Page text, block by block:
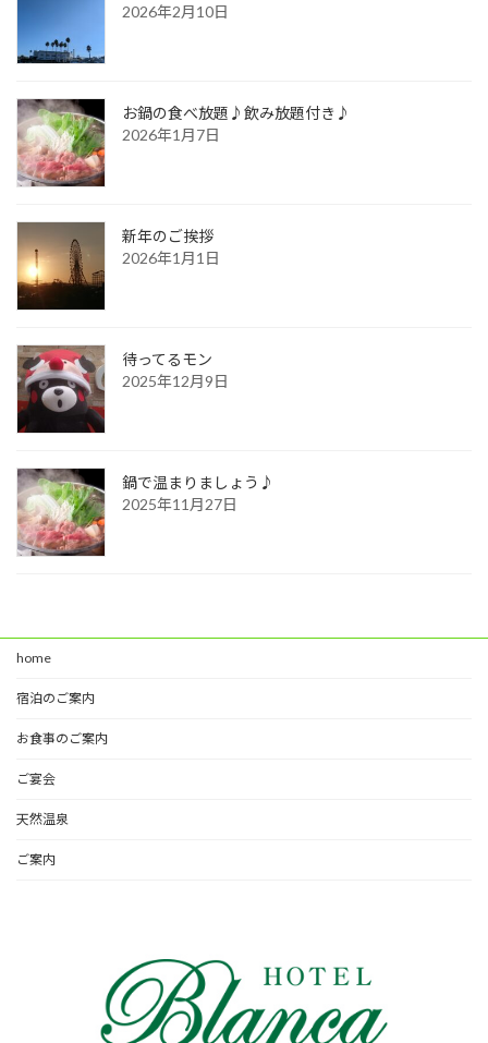
2026年2月10日
お鍋の食べ放題♪飲み放題付き♪
2026年1月7日
新年のご挨拶
2026年1月1日
待ってるモン
2025年12月9日
鍋で温まりましょう♪
2025年11月27日
home
宿泊のご案内
お食事のご案内
ご宴会
天然温泉
ご案内